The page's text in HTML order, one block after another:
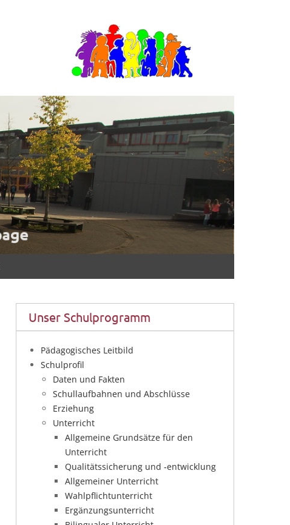
Unser Schulprogramm
Pädagogisches Leitbild
Schulprofil
Daten und Fakten
Schullaufbahnen und Abschlüsse
Erziehung
Unterricht
Allgemeine Grundsätze für den
Unterricht
Qualitätssicherung und ‑entwicklung
Allgemeiner Unterricht
Wahlpflichtunterricht
Ergänzungsunterricht